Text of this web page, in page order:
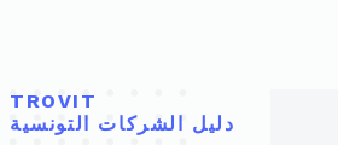
TROVIT
دليل الشركات التونسية